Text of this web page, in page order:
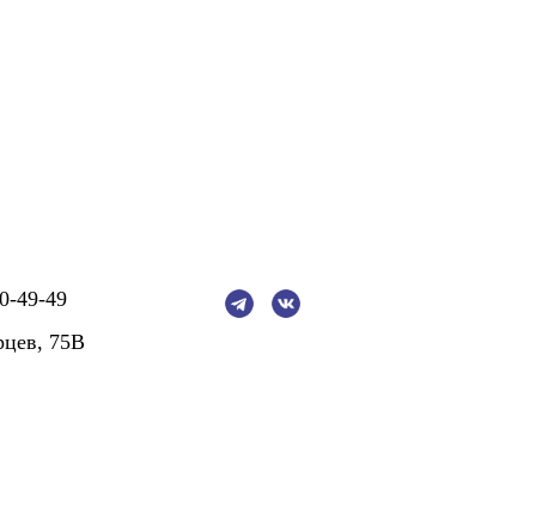
49-49
75В